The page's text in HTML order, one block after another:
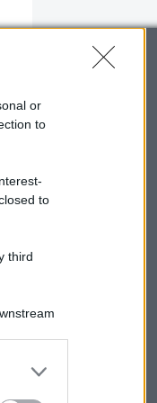
or
to
to
third